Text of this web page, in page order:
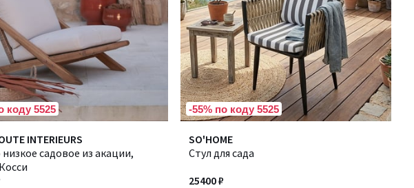
коду 5525
INTERIEURS
садовое из акации,
-55% по коду 5525
SO'HOME
Стул для сада
25400 ₽